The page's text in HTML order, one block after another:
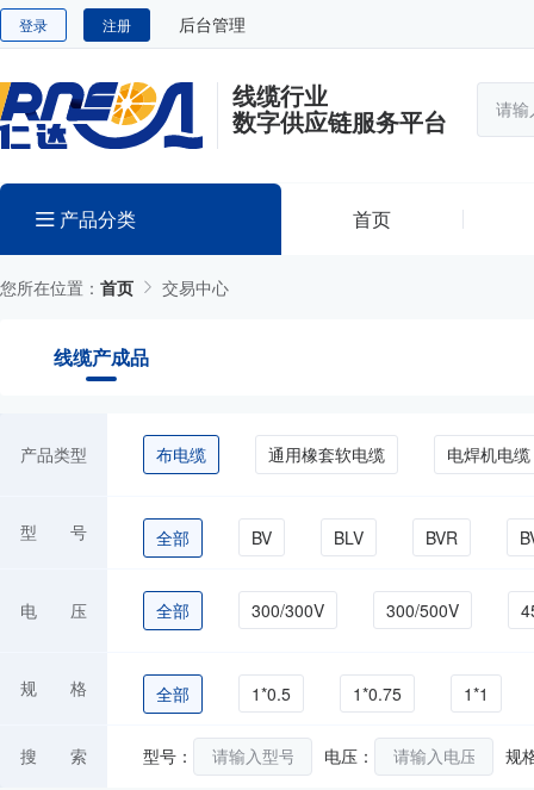
登录 注册 后台管理
线缆行业
数字供应链服务平台
产品分类 首页
您所在位置： 首页 交易中心
线缆产成品
产品类型 布电缆 通用橡套软电缆 电焊机电缆
型 号 全部 BV BLV BVR
RVB RVS RVV RVVB
电 压 全部 300/300V 300/500V
规 格 全部 1*0.5 1*0.75 1*1
1*25 1*300 1*35 1*4
搜 索 型号： 电压： 规